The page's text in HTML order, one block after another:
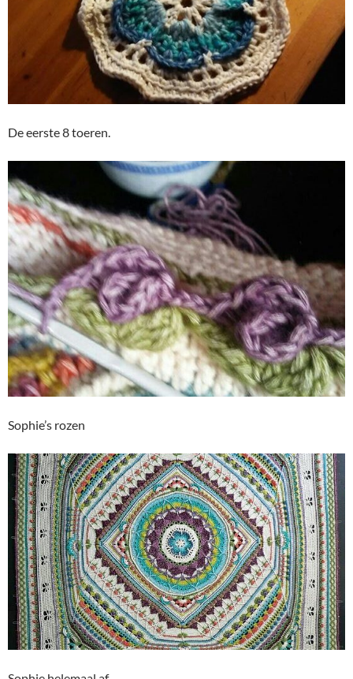
De eerste 8 toeren.
Sophie’s rozen